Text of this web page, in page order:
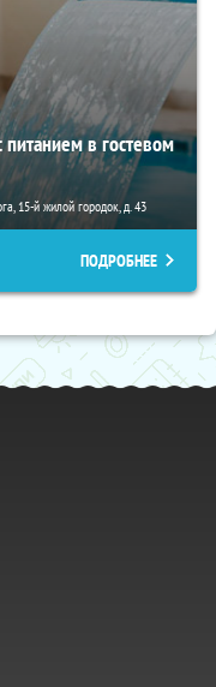
в гостевом
15-й жилой городок, д. 43
ПОДРОБНЕЕ